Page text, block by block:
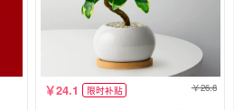
24.1 限时补贴 26.8